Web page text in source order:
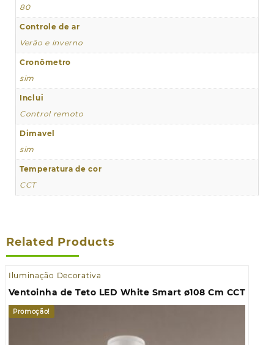
80
Controle de ar
Verão e inverno
Cronômetro
sim
Inclui
Control remoto
Dimavel
sim
Temperatura de cor
CCT
Related Products
Iluminação Decorativa
Ventoinha de Teto LED White Smart ø108 Cm CCT
Promoção!